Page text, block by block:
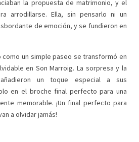
la propuesta de matrimonio, y el
arrodillarse. Ella, sin pensarlo ni un
de emoción, y se fundieron en
como un simple paseo se transformó en
en Son Marroig. La sorpresa y la
un toque especial a sus
en el broche final perfecto para una
memorable. ¡Un final perfecto para
a olvidar jamás!